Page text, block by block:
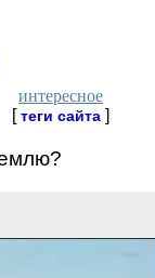
интересное
[теги сайта ]